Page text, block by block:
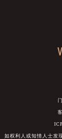
如权利人或知情人士发